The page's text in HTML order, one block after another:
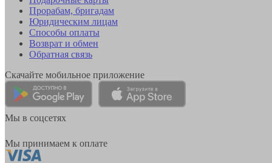
Прорабам, бригадам
Юридическим лицам
Способы оплаты
Возврат и обмен
Обратная связь
Скачайте мобильное приложение
Мы в соцсетях
Мы принимаем к оплате